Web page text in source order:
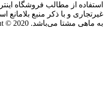
استفاده از مطالب فروشگاه
غیرتجاری و با ذکر منبع
به ماهی مشتا می‌باشد. Copyright © 2020